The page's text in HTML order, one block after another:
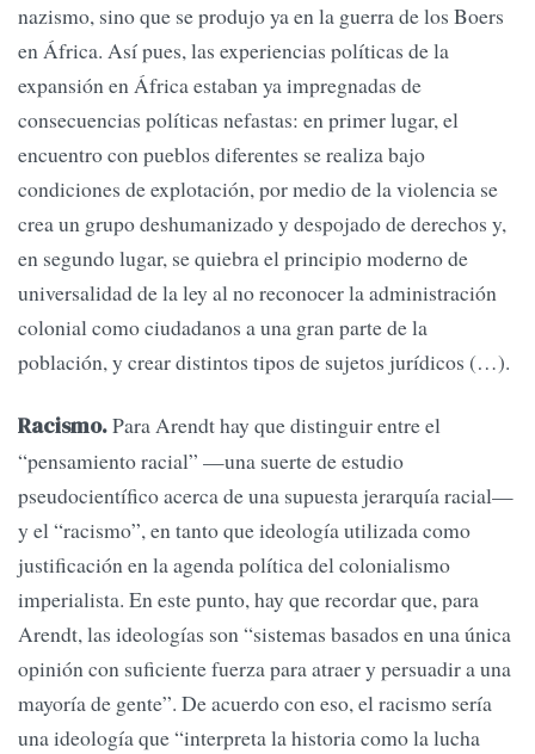
nazismo, sino que se produjo ya en la guerra de los Boers
en África. Así pues, las experiencias políticas de la
expansión en África estaban ya impregnadas de
consecuencias políticas nefastas: en primer lugar, el
encuentro con pueblos diferentes se realiza bajo
condiciones de explotación, por medio de la violencia se
crea un grupo deshumanizado y despojado de derechos y,
en segundo lugar, se quiebra el principio moderno de
universalidad de la ley al no reconocer la administración
colonial como ciudadanos a una gran parte de la
población, y crear distintos tipos de sujetos jurídicos (…).
Racismo.Para Arendt hay que distinguir entre el
“pensamiento racial” —una suerte de estudio
pseudocientífico acerca de una supuesta jerarquía racial—
y el “racismo”, en tanto que ideología utilizada como
justificación en la agenda política del colonialismo
imperialista. En este punto, hay que recordar que, para
Arendt, las ideologías son “sistemas basados en una única
opinión con suficiente fuerza para atraer y persuadir a una
mayoría de gente”. De acuerdo con eso, el racismo sería
una ideología que “interpreta la historia como la lucha